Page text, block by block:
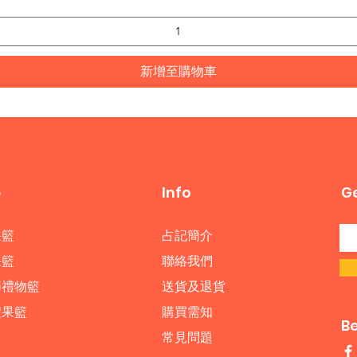
新增至購物車
物籃
籃
Info
占記簡介
​聯絡我們
送貨及退貨
購買需知
常見問題